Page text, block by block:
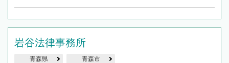
岩谷法律事務所
青森県 青森市